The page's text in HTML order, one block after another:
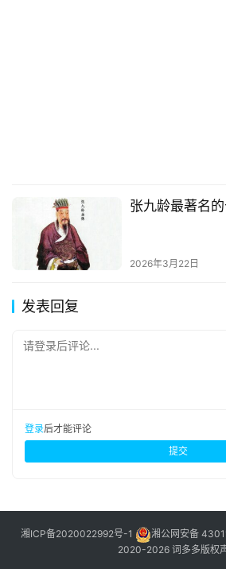
张九龄最著名
2026年3月22日
发表回复
请登录后评论...
登录后才能评论
提交
湘ICP备2020022992号-1 湘公网安备
2020-2026 词多多版权